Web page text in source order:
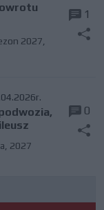
2027
1
2027
0